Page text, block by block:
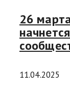
26
11.04.2025